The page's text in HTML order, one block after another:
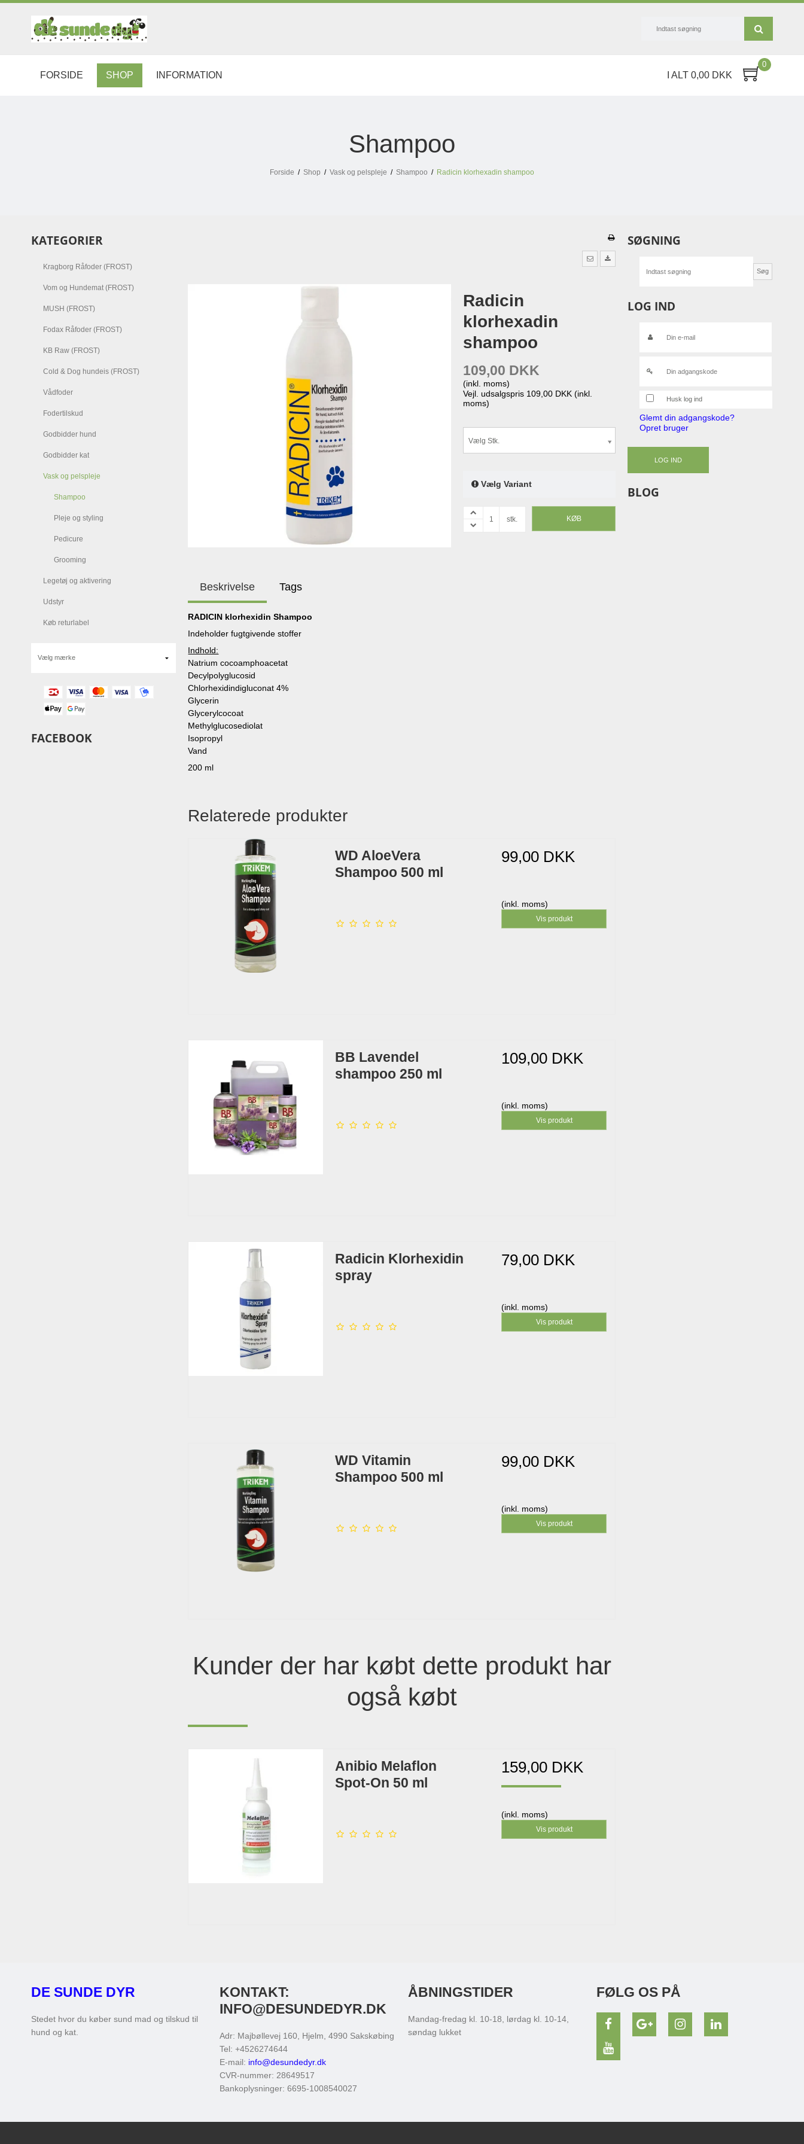
FORSIDE SHOP INFORMATION I ALT 0,00 DKK
0
Shampoo
Forside / Shop / Vask og pelspleje / Shampoo / Radicin klorhexadin shampoo
KATEGORIER
Kragborg Råfoder (FROST)
Vom og Hundemat (FROST)
MUSH (FROST)
Fodax Råfoder (FROST)
KB Raw (FROST)
Cold & Dog hundeis (FROST)
Vådfoder
Fodertilskud
Godbidder hund
Godbidder kat
Vask og pelspleje
Shampoo
Pleje og styling
Pedicure
Grooming
Legetøj og aktivering
Udstyr
Køb returlabel
FACEBOOK
Radicin
klorhexadin
shampoo
109,00 DKK
(inkl. moms)
Vejl. udsalgspris 109,00 DKK (inkl.
moms)
Vælg Stk.
Vælg Variant
stk. KØB
Beskrivelse Tags
RADICIN klorhexidin Shampoo
Indeholder fugtgivende stoffer
Indhold:
Natrium cocoamphoacetat
Decylpolyglucosid
Chlorhexidindigluconat 4%
Glycerin
Glycerylcocoat
Methylglucosediolat
Isopropyl
Vand
200 ml
Relaterede produkter
WD AloeVera
Shampoo 500 ml
99,00 DKK
(inkl. moms)
Vis produkt
BB Lavendel
shampoo 250 ml
109,00 DKK
(inkl. moms)
Vis produkt
Radicin Klorhexidin
spray
79,00 DKK
(inkl. moms)
Vis produkt
WD Vitamin
Shampoo 500 ml
99,00 DKK
(inkl. moms)
Vis produkt
Kunder der har købt dette produkt har
også købt
Anibio Melaflon
Spot-On 50 ml
159,00 DKK
(inkl. moms)
Vis produkt
SØGNING
Søg
LOG IND
Husk log ind
Glemt din adgangskode?
Opret bruger
LOG IND
BLOG
DE SUNDE DYR
Stedet hvor du køber sund mad og tilskud til
hund og kat.
KONTAKT:
INFO@DESUNDEDYR.DK
Adr: Majbøllevej 160, Hjelm , 4990 Sakskøbing
Tel: +4526274644
E-mail: info@desundedyr.dk
CVR-nummer: 28649517
Bankoplysninger: 6695-1008540027
ÅBNINGSTIDER
Mandag-fredag kl. 10-18, lørdag kl. 10-14,
søndag lukket
FØLG OS PÅ